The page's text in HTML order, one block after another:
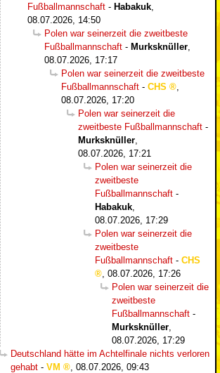
Fußballmannschaft - Habakuk
08.07.2026, 14:50
Polen war seinerzeit die zweitbeste
Fußballmannschaft - Murksknüller
08.07.2026, 17:17
Polen war seinerzeit die zweitbeste
Fußballmannschaft - CHS
08.07.2026, 17:20
Polen war seinerzeit die
zweitbeste Fußballmannschaft -
Murksknüller
08.07.2026, 17:21
Polen war seinerzeit die
zweitbeste
Fußballmannschaft -
Habakuk
08.07.2026, 17:29
Polen war seinerzeit die
zweitbeste
Fußballmannschaft - CHS
08.07.2026, 17:26
Polen war seinerzeit die
zweitbeste
Fußballmannschaft -
Murksknüller
08.07.2026, 17:29
Deutschland hätte im Achtelfinale nichts verloren
gehabt - VM
08.07.2026, 09:43